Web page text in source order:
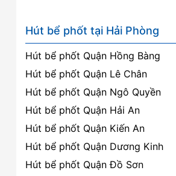
Hút bể phốt tại Hải Phòng
Hút bể phốt Quận Hồng Bàng
Hút bể phốt Quận Lê Chân
Hút bể phốt Quận Ngô Quyền
Hút bể phốt Quận Hải An
Hút bể phốt Quận Kiến An
Hút bể phốt Quận Dương Kinh
Hút bể phốt Quận Đồ Sơn